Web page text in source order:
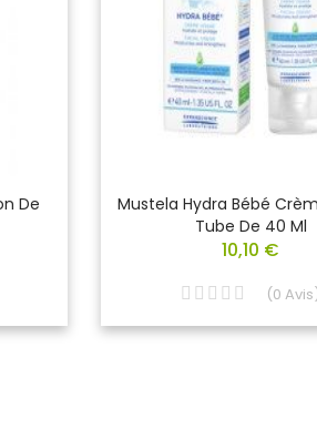
De
Mustela Hydra Bébé
Tube De 40 Ml
10,10 €
(0 Avis